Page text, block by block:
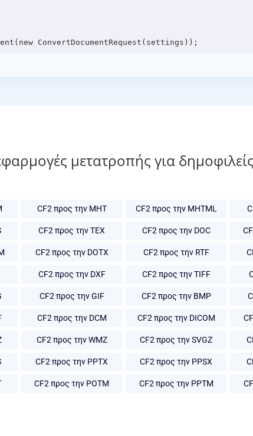
μετατροπής για
CF2 προς την MHT CF2 προς την MHTML
CF2 προς την TEX CF2 προς την DOC
CF2 προς την DOTX CF2 προς την RTF
CF2 προς την DXF CF2 προς την TIFF
CF2 προς την GIF CF2 προς την BMP
CF2 προς την DCM CF2 προς την DICOM
CF2 προς την WMZ CF2 προς την SVGZ
CF2 προς την PPTX CF2 προς την PPSX
CF2 προς την POTM CF2 προς την PPTM